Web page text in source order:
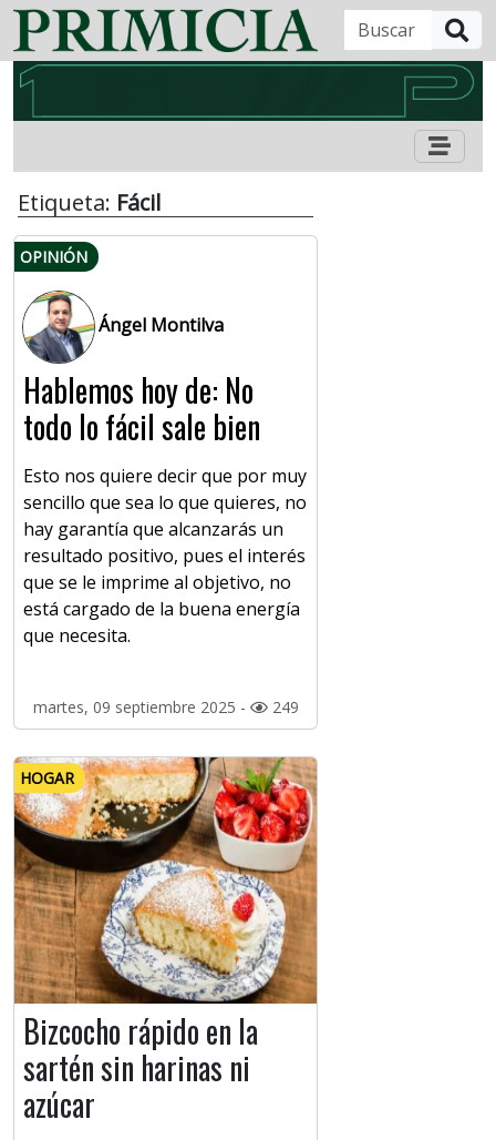
Etiqueta: Fácil
OPINIÓN
Ángel Montilva
Hablemos hoy de: No
todo lo fácil sale bien
Esto nos quiere decir que por muy
sencillo que sea lo que quieres, no
hay garantía que alcanzarás un
resultado positivo, pues el interés
que se le imprime al objetivo, no
está cargado de la buena energía
que necesita.
martes, 09 septiembre 2025 - 249
HOGAR
Bizcocho rápido en la
sartén sin harinas ni
azúcar